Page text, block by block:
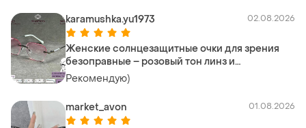
karamushka.yu1973 02.08.2026
Женские солнцезащитные очки для зрения
безоправные – розовый тон линз и
многогранная форма. код: 8215 c1
Рекомендую)
market_avon 01.08.2026